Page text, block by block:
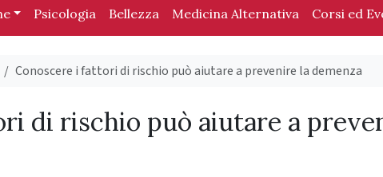
Psicologia Bellezza Medicina Alternativa Corsi ed
Conoscere i fattori di rischio può aiutare a prevenire la demenza
di rischio può aiutare a